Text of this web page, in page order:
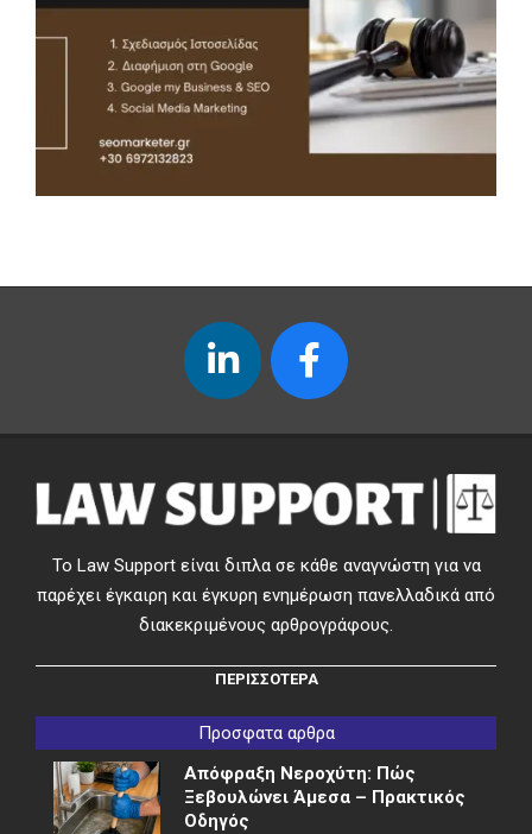
Το Law Support είναι διπλα σε κάθε αναγνώστη για να
παρέχει έγκαιρη και έγκυρη ενημέρωση πανελλαδικά από
διακεκριμένους αρθρογράφους.
ΠΕΡΙΣΣΟΤΕΡΑ
Προσφατα αρθρα
Απόφραξη Νεροχύτη: Πώς
Ξεβουλώνει Άμεσα – Πρακτικός
Οδηγός